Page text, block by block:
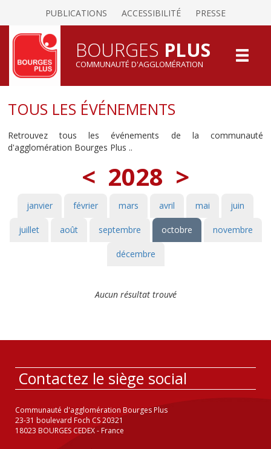
PUBLICATIONS ACCESSIBILITÉ PRESSE
BOURGES PLUS
COMMUNAUTÉ D'AGGLOMÉRATION
TOUS LES ÉVÉNEMENTS
Retrouvez tous les événements de la communauté
d'agglomération Bourges Plus ..
< 2028 >
janvier février mars avril mai juin
juillet août septembre octobre novembre
décembre
Aucun résultat trouvé
Contactez le siège social
Communauté d'agglomération Bourges Plus
23-31 boulevard Foch CS 20321
18023 BOURGES CEDEX - France